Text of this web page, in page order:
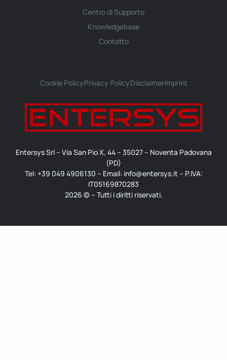
Centro di Supporto
Knowledgebase
Contatto
Entersys Srl – Via San Pio X, 44 – 35027 – Noventa Padovana
(PD)
Tel: +39 049 4906130 – Email: info@entersys.it – P.IVA:
IT05169870283
2026 © – Tutti i diritti riservati.
Cookie PolicyPrivacy PolicyDisclaimerImprint